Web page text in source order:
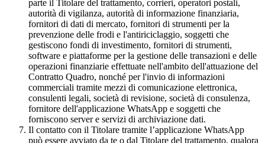
parte il Titolare del trattamento, corrieri, operatori postali,
autorità di vigilanza, autorità di informazione finanziaria,
fornitori di dati di mercato, fornitori di strumenti per la
prevenzione delle frodi e l'antiriciclaggio, soggetti che
gestiscono fondi di investimento, fornitori di strumenti,
software e piattaforme per la gestione delle transazioni e delle
operazioni finanziarie effettuate nell'ambito dell'attuazione del
Contratto Quadro, nonché per l'invio di informazioni
commerciali tramite mezzi di comunicazione elettronica,
consulenti legali, società di revisione, società di consulenza,
fornitore dell'applicazione WhatsApp e soggetti che
forniscono server e servizi di archiviazione dati.
Il contatto con il Titolare tramite l’applicazione WhatsApp
può essere avviato da te o dal Titolare del trattamento, qualora